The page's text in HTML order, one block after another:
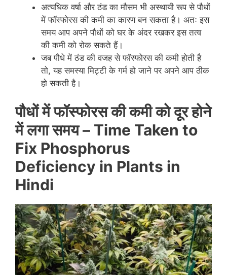
अत्यधिक वर्षा और ठंड का मौसम भी अस्थायी रूप से पौधों
में फॉस्फोरस की कमी का कारण बन सकता है। अतः इस
समय आप अपने पौधों को घर के अंदर रखकर इस तत्व
की कमी को रोक सकते हैं।
जब पौधे में ठंड की वजह से फॉस्फोरस की कमी होती है
तो, यह समस्या मिट्टी के गर्म हो जाने पर अपने आप ठीक
हो सकती है।
पौधों में फॉस्फोरस की कमी को दूर होने
में लगा समय – Time Taken to
Fix Phosphorus
Deficiency in Plants in
Hindi